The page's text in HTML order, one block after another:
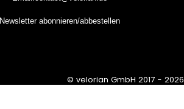
Newsletter abonnieren/abbestellen
© velorian GmbH 2017 - 2026